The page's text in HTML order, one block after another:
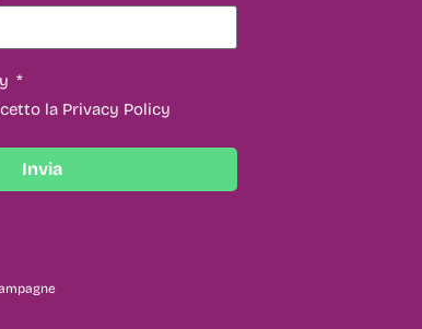
la Privacy Policy
Invia